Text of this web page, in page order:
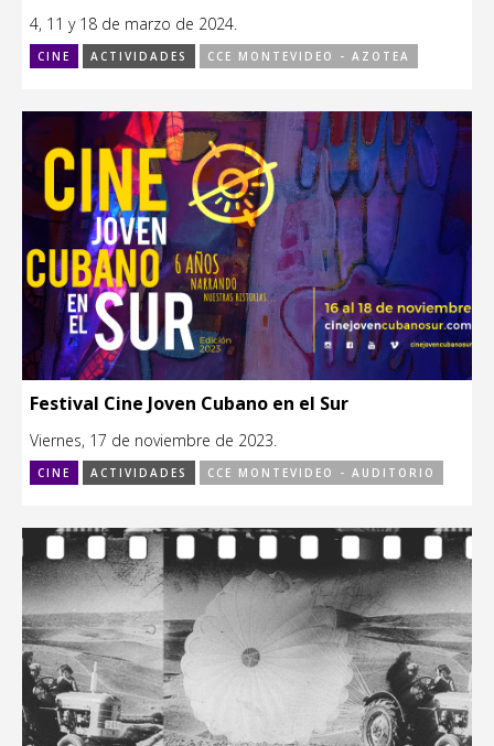
4, 11 y 18 de marzo de 2024.
CINE ACTIVIDADES CCE MONTEVIDEO - AZOTEA
Festival Cine Joven Cubano en el Sur
Viernes, 17 de noviembre de 2023.
CINE ACTIVIDADES CCE MONTEVIDEO - AUDITORIO